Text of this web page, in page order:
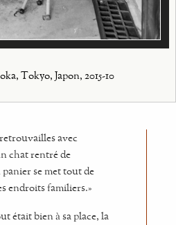
Tokyo, Japon, 2015-10
avec
chat rentré de
panier se met tout de
endroits familiers.»
était bien à sa place, la